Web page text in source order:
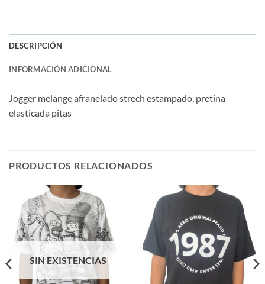
DESCRIPCIÓN
INFORMACIÓN ADICIONAL
Jogger melange afranelado strech estampado, pretina
elasticada pitas
PRODUCTOS RELACIONADOS
SIN EXISTENCIAS